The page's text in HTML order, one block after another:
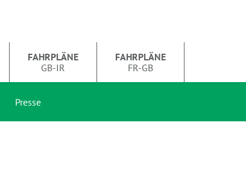
FAHRPLÄNE
GB-IR
FAHRPLÄNE
FR-GB
Presse